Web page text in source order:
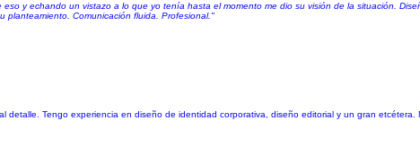
y echando un vistazo a lo que yo tenía hasta el momento me dio su visión de la situación.
planteamiento. Comunicación fluida. Profesional."
Tengo experiencia en diseño de identidad corporativa, diseño editorial y un gran etcétera.